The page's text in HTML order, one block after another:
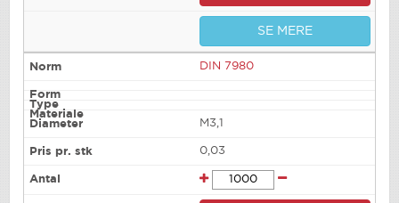
SE MERE
DIN 7980
M3,1
0,03